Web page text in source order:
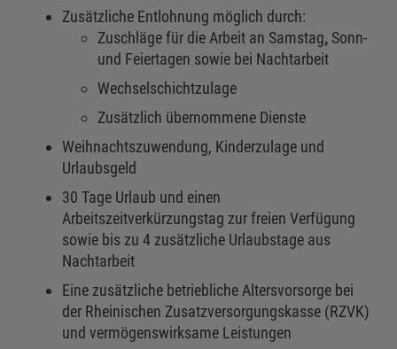
Zusätzliche Entlohnung möglich durch:
Zuschläge für die Arbeit an Samstag, Sonn-
und Feiertagen sowie bei Nachtarbeit
Wechselschichtzulage
Zusätzlich übernommene Dienste
Weihnachtszuwendung, Kinderzulage und
Urlaubsgeld
30 Tage Urlaub und einen
Arbeitszeitverkürzungstag zur freien Verfügung
sowie bis zu 4 zusätzliche Urlaubstage aus
Nachtarbeit
Eine zusätzliche betriebliche Altersvorsorge bei
der Rheinischen Zusatzversorgungskasse (RZVK)
und vermögenswirksame Leistungen